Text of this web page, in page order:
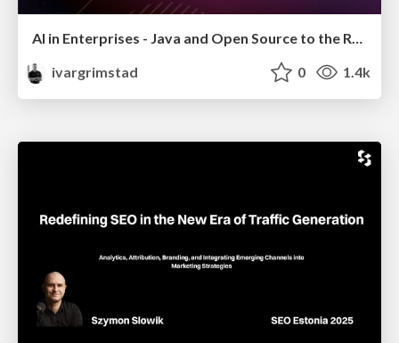
AI in Enterprises - Java and Open Source to the Rescue
ivargrimstad
0 1.4k